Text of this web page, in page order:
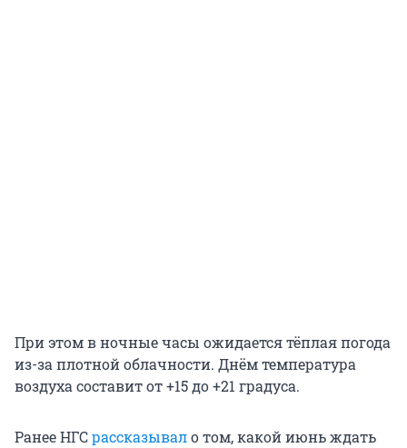
При этом в ночные часы ожидается тёплая погода
из-за плотной облачности. Днём температура
воздуха составит от +15 до +21 градуса.
Ранее НГСрассказывало том, какой июнь ждать